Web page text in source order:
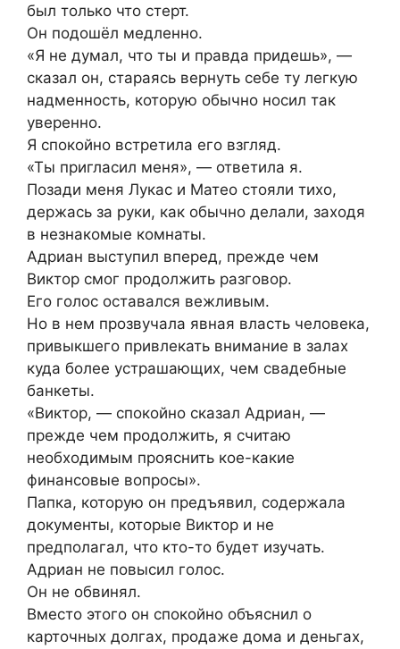
был только что стерт.
Он подошёл медленно.
«Я не думал, что ты и правда придешь», —
сказал он, стараясь вернуть себе ту легкую
надменность, которую обычно носил так
уверенно.
Я спокойно встретила его взгляд.
«Ты пригласил меня», — ответила я.
Позади меня Лукас и Матео стояли тихо,
держась за руки, как обычно делали, заходя
в незнакомые комнаты.
Адриан выступил вперед, прежде чем
Виктор смог продолжить разговор.
Его голос оставался вежливым.
Но в нем прозвучала явная власть человека,
привыкшего привлекать внимание в залах
куда более устрашающих, чем свадебные
банкеты.
«Виктор, — спокойно сказал Адриан, —
прежде чем продолжить, я считаю
необходимым прояснить кое-какие
финансовые вопросы».
Папка, которую он предъявил, содержала
документы, которые Виктор и не
предполагал, что кто-то будет изучать.
Адриан не повысил голос.
Он не обвинял.
Вместо этого он спокойно объяснил о
карточных долгах, продаже дома и деньгах,